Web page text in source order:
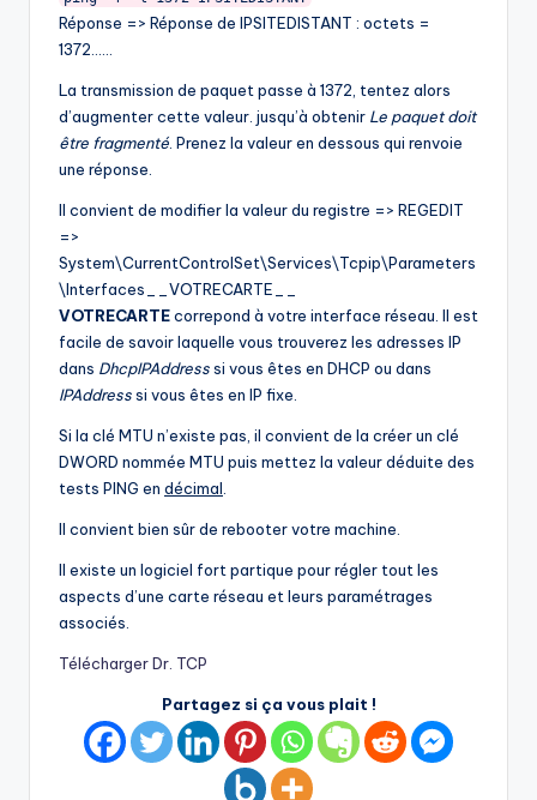
Réponse => Réponse de IPSITEDISTANT : octets =
1372……
La transmission de paquet passe à 1372, tentez alors
d’augmenter cette valeur. jusqu’à obtenir Le paquet doit
être fragmenté . Prenez la valeur en dessous qui renvoie
une réponse.
Il convient de modifier la valeur du registre => REGEDIT
=>
System\CurrentControlSet\Services\Tcpip\Parameters
\Interfaces__VOTRECARTE__
VOTRECARTEcorrepond à votre interface réseau. Il est
facile de savoir laquelle vous trouverez les adresses IP
dans DhcpIPAddresssi vous êtes en DHCP ou dans
IPAddresssi vous êtes en IP fixe.
Si la clé MTU n’existe pas, il convient de la créer un clé
DWORD nommée MTU puis mettez la valeur déduite des
tests PING en décimal
Il convient bien sûr de rebooter votre machine.
Il existe un logiciel fort partique pour régler tout les
aspects d’une carte réseau et leurs paramétrages
associés.
Télécharger Dr. TCP
Partagez si ça vous plait !